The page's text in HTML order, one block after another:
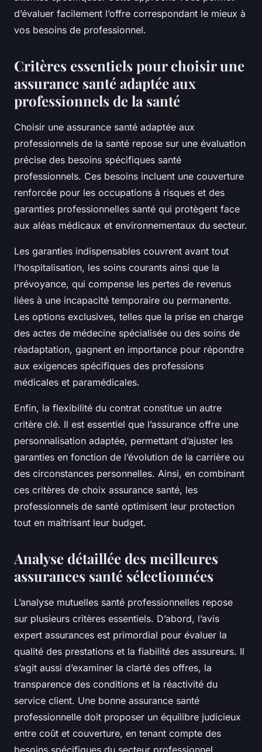
d’évaluer facilement l’offre correspondant le mieux à
vos besoins de professionnel.
Critères essentiels pour choisir une
assurance santé adaptée aux
professionnels de la santé
Choisir une assurance santé adaptée aux
professionnels de la santé repose sur une évaluation
précise des besoins spécifiques santé
professionnels. Ces besoins incluent une couverture
renforcée pour les occupations à risques et des
garanties professionnelles santé qui protègent face
aux aléas médicaux et environnementaux du secteur.
Les garanties indispensables couvrent avant tout
l’hospitalisation, les soins courants ainsi que la
prévoyance, qui compense les pertes de revenus
liées à une incapacité temporaire ou permanente.
Les options exclusives, telles que la prise en charge
des actes de médecine spécialisée ou des soins de
réadaptation, gagnent en importance pour répondre
aux exigences spécifiques des professions
médicales et paramédicales.
Enfin, la flexibilité du contrat constitue un autre
critère clé. Il est essentiel que l’assurance offre une
personnalisation adaptée, permettant d’ajuster les
garanties en fonction de l’évolution de la carrière ou
des circonstances personnelles. Ainsi, en combinant
ces critères de choix assurance santé, les
professionnels de santé optimisent leur protection
tout en maîtrisant leur budget.
Analyse détaillée des meilleures
assurances santé sélectionnées
L’analyse mutuelles santé professionnelles repose
sur plusieurs critères essentiels. D’abord, l’avis
expert assurances est primordial pour évaluer la
qualité des prestations et la fiabilité des assureurs. Il
s’agit aussi d’examiner la clarté des offres, la
transparence des conditions et la réactivité du
service client. Une bonne assurance santé
professionnelle doit proposer un équilibre judicieux
entre coût et couverture, en tenant compte des
besoins spécifiques du secteur professionnel